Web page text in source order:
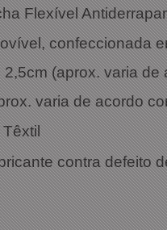
Flexível
confeccionada
2,5cm (aprox. varia
varia de acordo
Têxtil
contra defeito